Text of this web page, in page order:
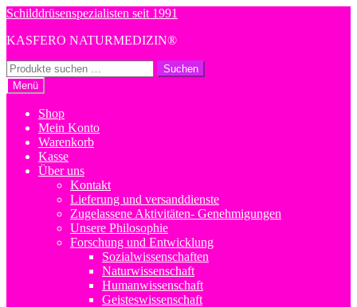
Zur
springen
Zum
springen
Schilddrüsenspezialisten seit 1991
KASFERO NATURMEDIZIN®
Suchen
nach:
Suchen
Menü
Shop
Mein Konto
Warenkorb
Kasse
Über uns
Kontakt
Lieferung und versanddienste
Zugelassene Aktivitäten- Genehmigungen
Unsere Philosophie
Forschung und Entwicklung
Sozialwissenschaften
Naturwissenschaft
Humanwissenschaft
Geisteswissenschaft